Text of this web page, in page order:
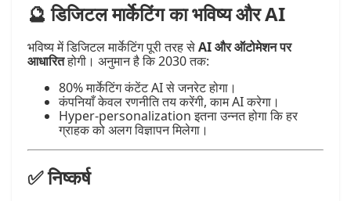
🔮 डिजिटल मार्केटिंग का भविष्य और AI
भविष्य में डिजिटल मार्केटिंग पूरी तरह सेAI और ऑटोमेशन पर
आधारितहोगी। अनुमान है कि 2030 तक:
80% मार्केटिंग कंटेंट AI से जनरेट होगा।
कंपनियाँ केवल रणनीति तय करेंगी, काम AI करेगा।
Hyper-personalization इतना उन्नत होगा कि हर
ग्राहक को अलग विज्ञापन मिलेगा।
✅ निष्कर्ष